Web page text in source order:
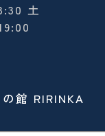
土
館 RIRINKA